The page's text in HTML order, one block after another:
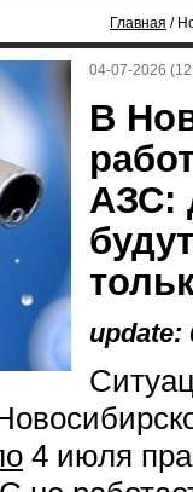
Главная /
04-07-2026
В
АЗС:
update:
4 июля